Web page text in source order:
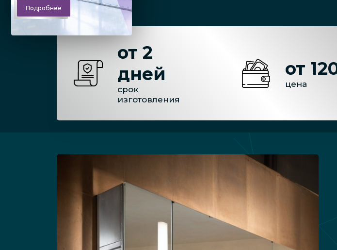
Подробнее
от 2
дней
срок
изготовления
от
цена